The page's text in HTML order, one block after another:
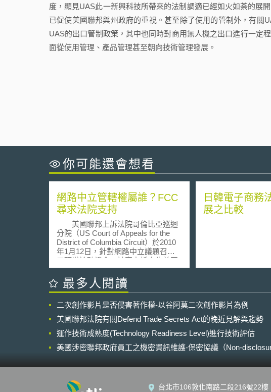
度，顯見UAS此一新興科技所帶來的法制調適已經如火如荼的展
已促使美國聯邦與州政府的重視。甚至除了使用的管制外，有關
UAS的出口管制政策，其中也同時對商用無人機之出口進行一定
面從使用管理、產品管理甚至朝向技術管理發展。
你可能還會想看
網路中立管轄權屬誰？FCC
尋求法院支持
美國聯邦上訴法院哥倫比亞巡迴
分院（US Court of Appeals for the
District of Columbia Circuit）於2010
年1月12日，針對網路中立議題召開
口頭辯論聽證會。該案上訴人為美國
目前電視及網路服務市佔率最高的
Comcast所提出，系爭案由為聯邦通
信委員會（Federal Communication
路服務提供者（Internet Services
Provider, ISP）限制其用戶使用
BitTorrent。 BitTorrent為一種常見
的點對點傳輸程式，多用以線上檔案
分享。該公司認為，FCC並沒有足夠
的權力要求其不分用戶等級，全部提
消費者及網路應開放自由進入的角度
辯述，從而使FCC是否有權力規範網
路中立（Internet Neutrality）之議題
日韓電子商務
展之比較
最多人閱讀
二次創作影片是否侵害著作權-以谷阿莫二次創作影片為例
美國聯邦法院有關Defend Trade Secrets Act的晚近見解與趨勢
運作技術成熟度(Technology Readiness Level)進行技術評估
美國涉密聯邦政府員工之機密資訊維護-保密協議（Non-
台北市106敦化南路二段216號22樓